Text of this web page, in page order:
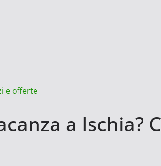
e offerte
a Ischia?